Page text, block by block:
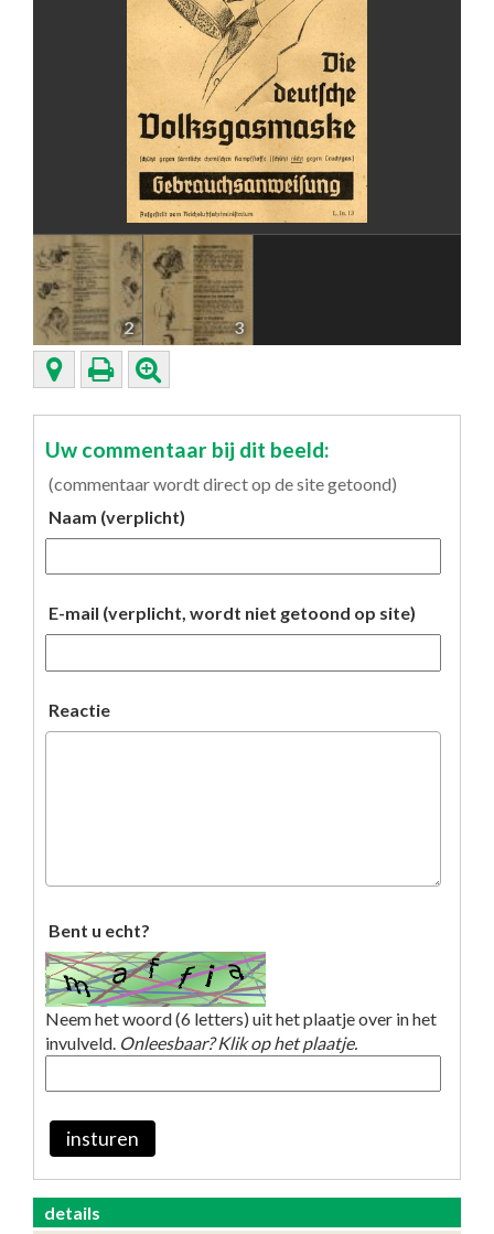
2 3
Uw commentaar bij dit beeld:
(commentaar wordt direct op de site getoond)
Naam (verplicht)
E-mail (verplicht, wordt niet getoond op site)
Reactie
Bent u echt?
Neem het woord (6 letters) uit het plaatje over in het
invulveld. Onleesbaar? Klik op het plaatje.
insturen
details